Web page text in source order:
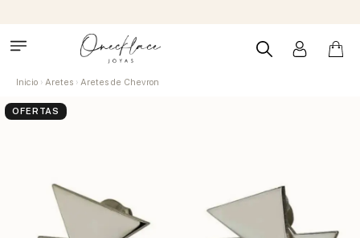
Inicio Aretes Aretes de Chevron
OFERTAS